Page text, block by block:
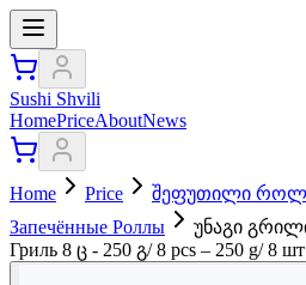
Sushi Shvili
HomePriceAboutNews
Home Price
შეფუთილი
Запечённые Роллы
უნაგი
Гриль 8 ც - 250 გ/ 8 pcs – 250 g/ 8